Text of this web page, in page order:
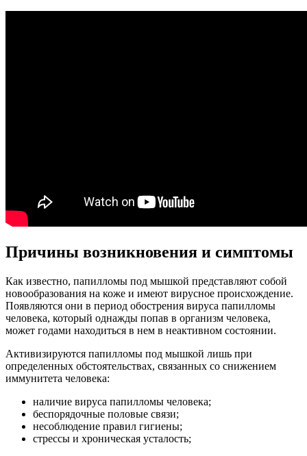
Причины возникновения и симптомы
Как известно, папилломы под мышкой представляют собой
новообразования на коже и имеют вирусное происхождение.
Появляются они в период обострения вируса папилломы
человека, который однажды попав в организм человека,
может годами находиться в нем в неактивном состоянии.
Активизируются папилломы под мышкой лишь при
определенных обстоятельствах, связанных со снижением
иммунитета человека:
наличие вируса папилломы человека;
беспорядочные половые связи;
несоблюдение правил гигиены;
стрессы и хроническая усталость;